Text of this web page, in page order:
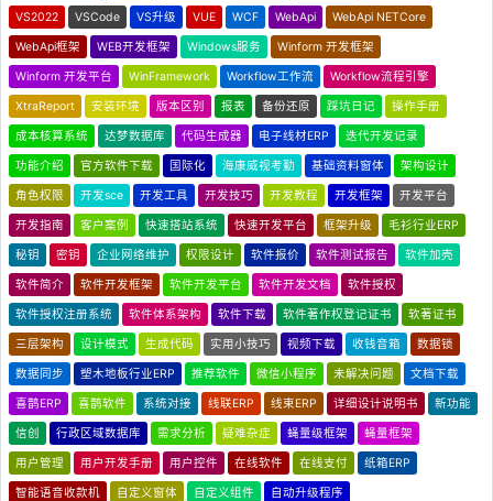
VS2022 VSCode VS升级 VUE WCF WebApi WebApi NETCore
WebApi框架 WEB开发框架 Windows服务 Winform 开发框架
Winform 开发平台 WinFramework Workflow工作流 Workflow流程引擎
XtraReport 安装环境 版本区别 报表 备份还原 踩坑日记 操作手册
成本核算系统 达梦数据库 代码生成器 电子线材ERP 迭代开发记录
功能介绍 官方软件下载 国际化 海康威视考勤 基础资料窗体 架构设计
角色权限 开发sce 开发工具 开发技巧 开发教程 开发框架 开发平台
开发指南 客户案例 快速搭站系统 快速开发平台 框架升级 毛衫行业ERP
秘钥 密钥 企业网络维护 权限设计 软件报价 软件测试报告 软件加壳
软件简介 软件开发框架 软件开发平台 软件开发文档 软件授权
软件授权注册系统 软件体系架构 软件下载 软件著作权登记证书 软著证书
三层架构 设计模式 生成代码 实用小技巧 视频下载 收钱音箱 数据锁
数据同步 塑木地板行业ERP 推荐软件 微信小程序 未解决问题 文档下载
喜鹊ERP 喜鹊软件 系统对接 线联ERP 线束ERP 详细设计说明书 新功能
信创 行政区域数据库 需求分析 疑难杂症 蝇量级框架 蝇量框架
用户管理 用户开发手册 用户控件 在线软件 在线支付 纸箱ERP
智能语音收款机 自定义窗体 自定义组件 自动升级程序